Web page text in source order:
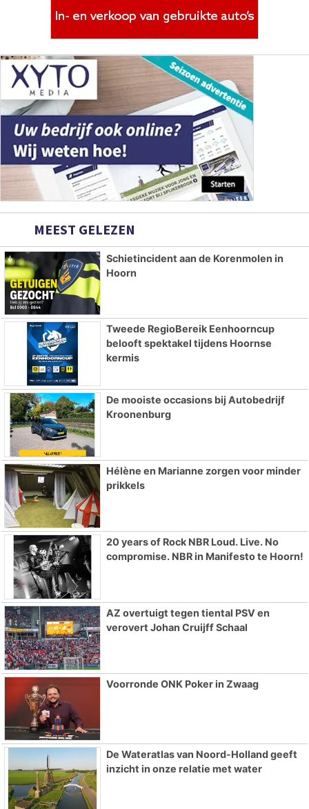
MEEST GELEZEN
Schietincident aan de Korenmolen in
Hoorn
Tweede RegioBereik Eenhoorncup
belooft spektakel tijdens Hoornse
kermis
De mooiste occasions bij Autobedrijf
Kroonenburg
Hélène en Marianne zorgen voor minder
prikkels
20 years of Rock NBR Loud. Live. No
compromise. NBR in Manifesto te Hoorn!
AZ overtuigt tegen tiental PSV en
verovert Johan Cruijff Schaal
Voorronde ONK Poker in Zwaag
De Wateratlas van Noord-Holland geeft
inzicht in onze relatie met water